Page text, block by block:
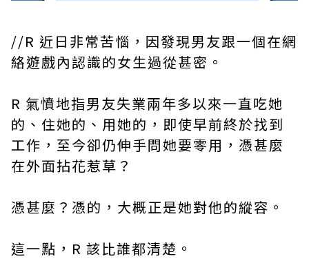
//R 近日非常苦惱，因發現男友跟一個在網
絡遊戲內認識的女生過從甚密。
R 氣憤地指男友失業兩年多以來一直吃她
的、住她的、用她的，即使早前終於找到
工作，至今卻仍伸手問她要零用，憑甚麼
在外面拈花惹草？
憑甚麼？憑的，大概正是她對他的縱容。
這一點，R 該比誰都清楚。